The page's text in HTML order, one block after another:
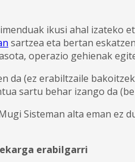
ikusi ahal izateko
sartzea eta bertan
operazio gehienak
da (ez erabiltzaile
sartu behar izango da
Sisteman alta eman ez
erabilgarri